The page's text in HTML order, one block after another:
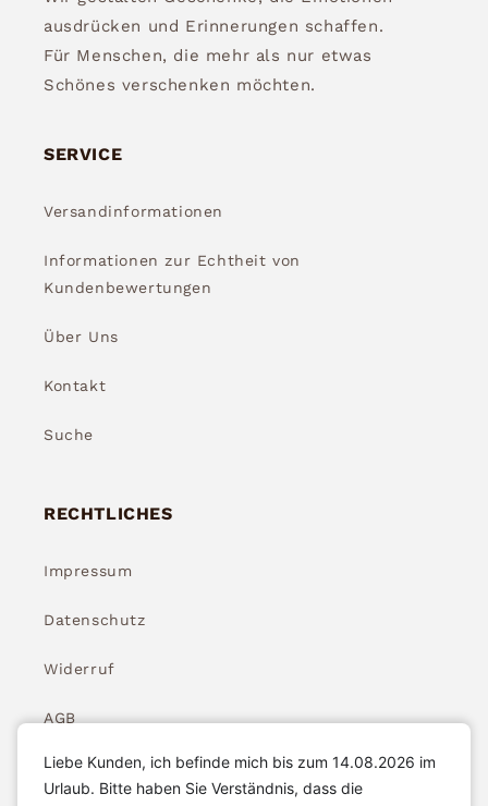
ausdrücken und Erinnerungen schaffen.
Für Menschen, die mehr als nur etwas
Schönes verschenken möchten.
SERVICE
Versandinformationen
Informationen zur Echtheit von
Kundenbewertungen
Über Uns
Kontakt
Suche
RECHTLICHES
Impressum
Datenschutz
Widerruf
AGB
Widerrufsbelehrung
Liebe Kunden, ich befinde mich bis zum 14.08.2026 im
Urlaub. Bitte haben Sie Verständnis, dass die